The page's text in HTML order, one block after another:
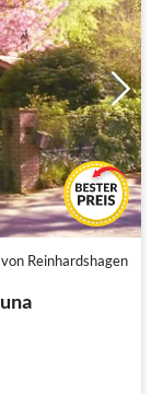
Reinhardshagen